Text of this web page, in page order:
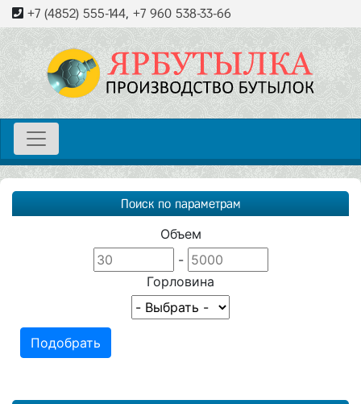
+7 (4852) 555-144, +7 960 538-33-66
Поиск по параметрам
Объем
-
Горловина